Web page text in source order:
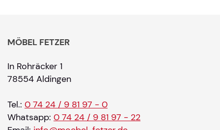
MÖBEL FETZER
In Rohräcker 1
78554 Aldingen
Tel.: 0 74 24 / 9 81 97 - 0
Whatsapp: 0 74 24 / 9 81 97 - 22